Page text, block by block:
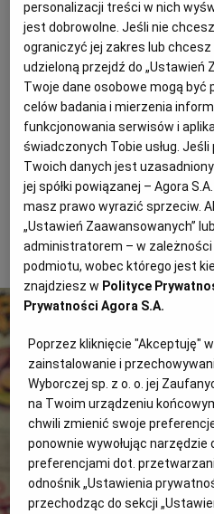
DOMOWE
SOST, DIPY I
KUCHNIA
KUCHNIA
KUCHNIA
KUCHNIA
KUCHNIA
GORZÓW
ALE
TYLKO
KSIĄŻKI.
NASZA
SŁÓWKA.
WYSOKIE
INNE
TOK
personalizacji treści w nich
jest dobrowolne. Jeśli nie
ograniczyć jej zakres lub
udzieloną przejdź do „Ustawień
Twoje dane osobowe mogą być
celów badania i mierzenia
funkcjonowania serwisów i
świadczonych Tobie usług.
Twoich danych jest
jej spółki powiązanej – Agora
masz prawo wyrazić sprzeciw.
„Ustawień Zaawansowanych”
administratorem – w
podmiotu, wobec którego jest
znajdziesz w Polityce
Prywatności Agora S.A.
Poprzez kliknięcie "Akceptuję"
zainstalowanie i
Wyborczej sp. z o. o. jej
na Twoim urządzeniu
chwili zmienić swoje
ponownie wywołując
preferencjami dot.
odnośnik „Ustawienia
przechodząc do sekcji